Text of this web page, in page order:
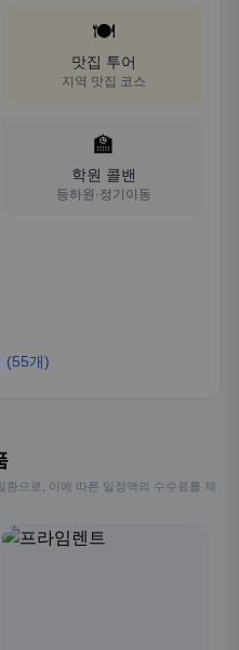
🍽️
맛집 투어
지역 맛집 코스
🏫
학원 콜밴
등하원·정기이동
(55개)
으로, 이에 따른 일정액의 수수료를 제